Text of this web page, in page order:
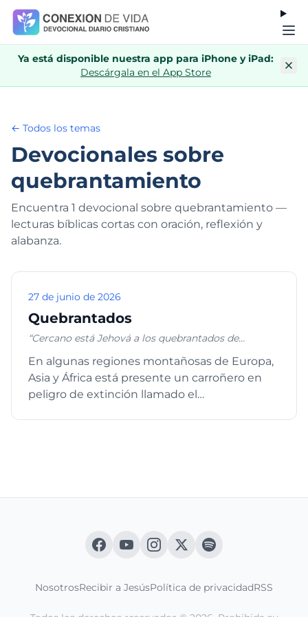
Ya está disponible nuestra app para iPhone y iPad:
Descárgala en el App Store
← Todos los temas
Devocionales sobre
quebrantamiento
Encuentra 1 devocional sobre quebrantamiento —
lecturas bíblicas cortas con oración, reflexión y
alabanza.
27 de junio de 2026
Quebrantados
“Cercano está Jehová a los quebrantados de
En algunas regiones montañosas de Europa,
Asia y África está presente un carroñero en
peligro de extinción llamado el
NosotrosRecibir a JesúsPolítica de privacidadRSS